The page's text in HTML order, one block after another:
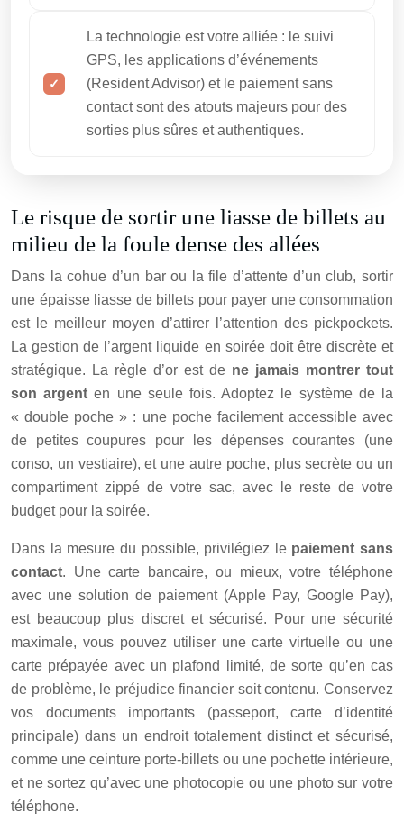
La technologie est votre alliée : le suivi
GPS, les applications d’événements
(Resident Advisor) et le paiement sans
contact sont des atouts majeurs pour des
sorties plus sûres et authentiques.
Le risque de sortir une liasse de billets au
milieu de la foule dense des allées
Dans la cohue d’un bar ou la file d’attente d’un club, sortir
une épaisse liasse de billets pour payer une consommation
est le meilleur moyen d’attirer l’attention des pickpockets.
La gestion de l’argent liquide en soirée doit être discrète et
stratégique. La règle d’or est de ne jamais montrer tout
son argent en une seule fois. Adoptez le système de la
« double poche » : une poche facilement accessible avec
de petites coupures pour les dépenses courantes (une
conso, un vestiaire), et une autre poche, plus secrète ou un
compartiment zippé de votre sac, avec le reste de votre
budget pour la soirée.
Dans la mesure du possible, privilégiez le paiement sans
contact. Une carte bancaire, ou mieux, votre téléphone
avec une solution de paiement (Apple Pay, Google Pay),
est beaucoup plus discret et sécurisé. Pour une sécurité
maximale, vous pouvez utiliser une carte virtuelle ou une
carte prépayée avec un plafond limité, de sorte qu’en cas
de problème, le préjudice financier soit contenu. Conservez
vos documents importants (passeport, carte d’identité
principale) dans un endroit totalement distinct et sécurisé,
comme une ceinture porte-billets ou une pochette intérieure,
et ne sortez qu’avec une photocopie ou une photo sur votre
téléphone.